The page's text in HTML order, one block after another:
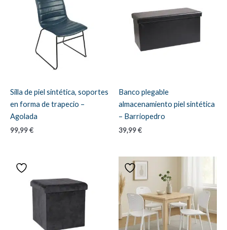
Silla de piel sintética, soportes
en forma de trapecio –
Agolada
99,99€
Banco plegable
almacenamiento piel sintética
– Barriopedro
39,99€